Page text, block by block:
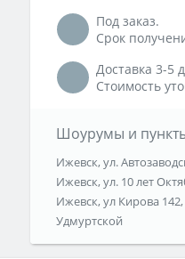
Под заказ.
Срок
Доставка 3-5
Стоимость
Шоурумы и
Ижевск, ул.
Ижевск, ул. 10 лет
Ижевск, ул Кирова
Удмуртской